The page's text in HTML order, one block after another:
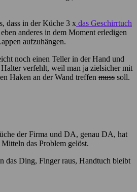
dass in der Küche 3 x das Geschirrtuch
anderes in dem Moment erledigen
aufzuhängen.
noch einen Teller in der Hand und
verfehlt, weil man ja zielsicher mit
Haken an der Wand treffen muss soll.
der Firma und DA, genau DA, hat
das Problem gelöst.
das Ding, Finger raus, Handtuch bleibt